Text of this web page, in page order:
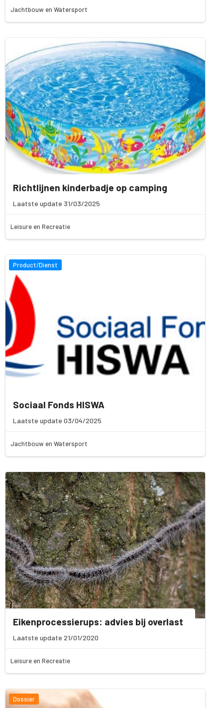
Jachtbouw en Watersport
Richtlijnen kinderbadje op camping
Laatste update 31/03/2025
Leisure en Recreatie
Product/Dienst
Sociaal Fonds HISWA
Laatste update 03/04/2025
Jachtbouw en Watersport
Eikenprocessierups: advies bij overlast
Laatste update 21/01/2020
Leisure en Recreatie
Dossier